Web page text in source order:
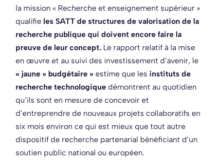
la mission « Recherche et enseignement supérieur »
qualifie les SATT de structures de valorisation de la
recherche publique qui doivent encore faire la
preuve de leur concept. Le rapport relatif à la mise
en œuvre et au suivi des investissement d’avenir, le
« jaune » budgétaire » estime que les instituts de
recherche technologique démontrent au quotidien
qu’ils sont en mesure de concevoir et
d’entreprendre de nouveaux projets collaboratifs en
six mois environ ce qui est mieux que tout autre
dispositif de recherche partenarial bénéficiant d’un
soutien public national ou européen.